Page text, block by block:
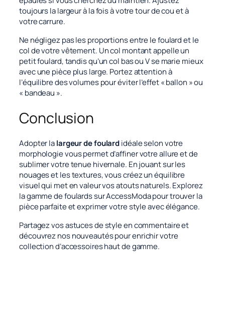
toujours la largeur à la fois à votre tour de cou et à
votre carrure.
Ne négligez pas les proportions entre le foulard et le
col de votre vêtement. Un col montant appelle un
petit foulard, tandis qu’un col bas ou V se marie mieux
avec une pièce plus large. Portez attention à
l’équilibre des volumes pour éviter l’effet « ballon » ou
« bandeau ».
Conclusion
Adopter lalargeur de foulardidéale selon votre
morphologie vous permet d’affiner votre allure et de
sublimer votre tenue hivernale. En jouant sur les
nouages et les textures, vous créez un équilibre
visuel qui met en valeur vos atouts naturels. Explorez
la gamme de foulards sur AccessModa pour trouver la
pièce parfaite et exprimer votre style avec élégance.
Partagez vos astuces de style en commentaire et
découvrez nos nouveautés pour enrichir votre
collection d’accessoires haut de gamme.